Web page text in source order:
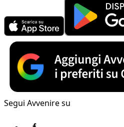
Segui Avvenire su